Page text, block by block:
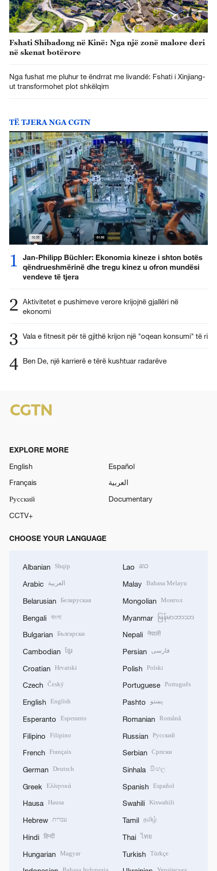
Fshati Shibadong në Kinë: Nga një zonë malore deri
në skenat botërore
Nga fushat me pluhur te ëndrrat me livandë: Fshati i Xinjiang-
ut transformohet plot shkëlqim
TË TJERA NGA CGTN
1
Jan-Philipp Büchler: Ekonomia kineze i shton botës
qëndrueshmërinë dhe tregu kinez u ofron mundësi
vendeve të tjera
2 Aktivitetet e pushimeve verore krijojnë gjallëri në
ekonomi
3 Vala e fitnesit për të gjithë krijon një "oqean konsumi" të ri
4 Ben De, një karrierë e tërë kushtuar radarëve
EXPLORE MORE
English
Español
Français
العربية
Русский
Documentary
CCTV+
CHOOSE YOUR LANGUAGE
Albanian Shqip
Arabic العربية
Belarusian Беларуская
Bengali বাংলা
Bulgarian Български
Cambodian ខ្មែរ
Croatian Hrvatski
Czech Český
English English
Esperanto Esperanto
Filipino Filipino
French Français
German Deutsch
Greek Ελληνικά
Hausa Hausa
Hebrew עברית
Hindi हिन्दी
Hungarian Magyar
Lao ລາວ
Malay Bahasa Melayu
Mongolian Монгол
Myanmar မြန်မာဘာသာ
Nepali नेपाली
Persian فارسی
Polish Polski
Portuguese Português
Pashto پښتو
Romanian Română
Russian Русский
Serbian Српски
Sinhala සිංහල
Spanish Español
Swahili Kiswahili
Tamil தமிழ்
Thai ไทย
Turkish Türkçe